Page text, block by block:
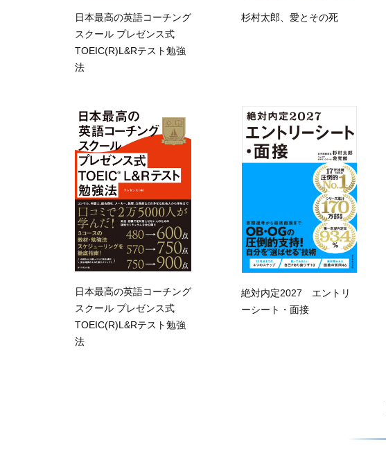
日本最高の英語コーチング
スクール プレゼンス式
TOEIC(R)L&Rテスト勉強
法
杉村太郎、愛とその死
日本最高の英語コーチング
スクール プレゼンス式
TOEIC(R)L&Rテスト勉強
法
絶対内定2027 エントリ
ーシート・面接